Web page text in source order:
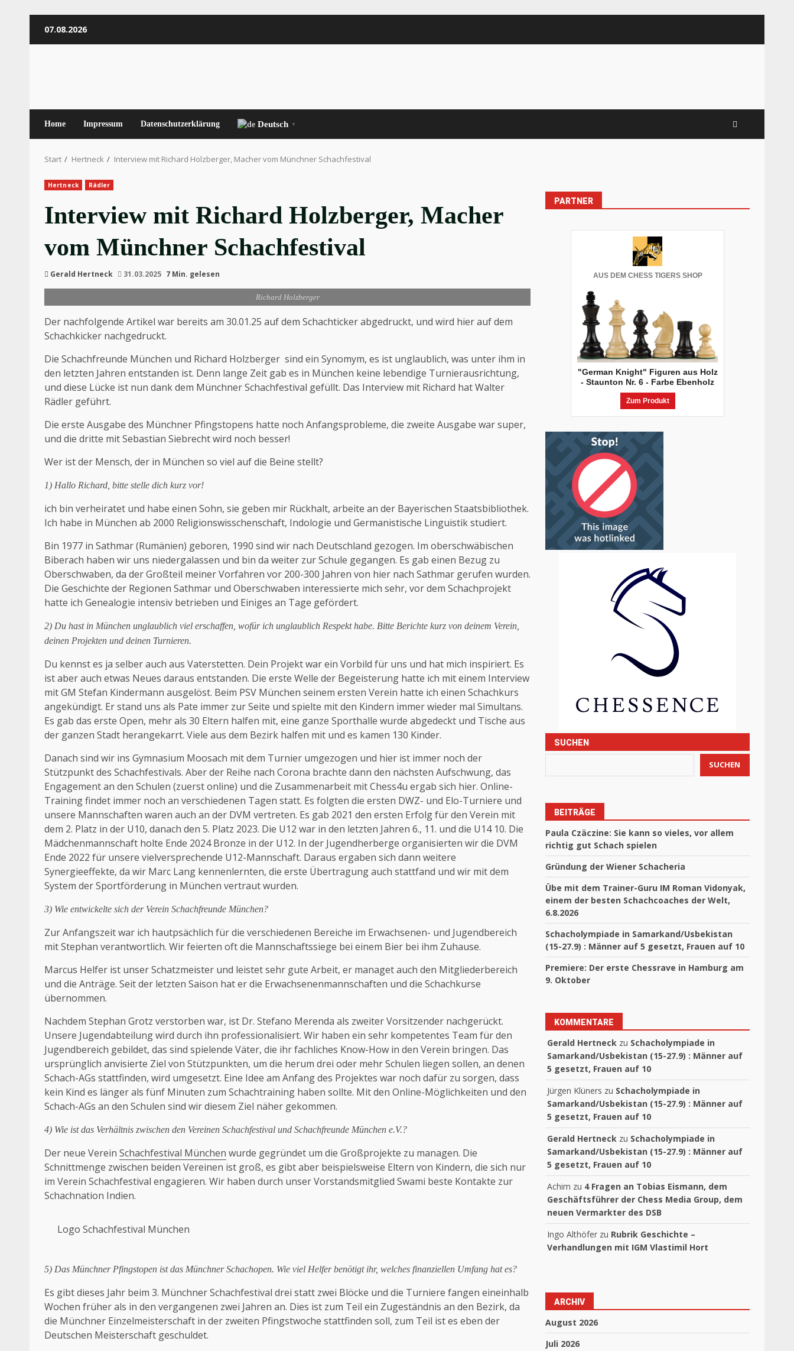
Inhalt07.08.2026
Home Impressum Datenschutzerklärung Deutsch ▼
Start Hertneck Interview mit Richard Holzberger, Macher vom Münchner Schachfestival
Hertneck Rädler
Interview mit Richard Holzberger, Macher
vom Münchner Schachfestival
Gerald Hertneck 31.03.2025 7 Min. gelesen
Richard Holzberger
Der nachfolgende Artikel war bereits am 30.01.25 auf dem Schachticker abgedruckt, und wird hier auf dem
Schachkicker nachgedruckt.
Die Schachfreunde München und Richard Holzberger sind ein Synomym, es ist unglaublich, was unter ihm in
den letzten Jahren entstanden ist. Denn lange Zeit gab es in München keine lebendige Turnierausrichtung,
und diese Lücke ist nun dank dem Münchner Schachfestival gefüllt. Das Interview mit Richard hat Walter
Rädler geführt.
Die erste Ausgabe des Münchner Pfingstopens hatte noch Anfangsprobleme, die zweite Ausgabe war super,
und die dritte mit Sebastian Siebrecht wird noch besser!
Wer ist der Mensch, der in München so viel auf die Beine stellt?
1) Hallo Richard, bitte stelle dich kurz vor!
ich bin verheiratet und habe einen Sohn, sie geben mir Rückhalt, arbeite an der Bayerischen Staatsbibliothek.
Ich habe in München ab 2000 Religionswisschenschaft, Indologie und Germanistische Linguistik studiert.
Bin 1977 in Sathmar (Rumänien) geboren, 1990 sind wir nach Deutschland gezogen. Im oberschwäbischen
Biberach haben wir uns niedergalassen und bin da weiter zur Schule gegangen. Es gab einen Bezug zu
Oberschwaben, da der Großteil meiner Vorfahren vor 200-300 Jahren von hier nach Sathmar gerufen wurden.
Die Geschichte der Regionen Sathmar und Oberschwaben interessierte mich sehr, vor dem Schachprojekt
hatte ich Genealogie intensiv betrieben und Einiges an Tage gefördert.
2) Du hast in München unglaublich viel erschaffen, wofür ich unglaublich Respekt habe. Bitte Berichte kurz von deinem Verein,
deinen Projekten und deinen Turnieren.
Du kennst es ja selber auch aus Vaterstetten. Dein Projekt war ein Vorbild für uns und hat mich inspiriert. Es
ist aber auch etwas Neues daraus entstanden. Die erste Welle der Begeisterung hatte ich mit einem Interview
mit GM Stefan Kindermann ausgelöst. Beim PSV München seinem ersten Verein hatte ich einen Schachkurs
angekündigt. Er stand uns als Pate immer zur Seite und spielte mit den Kindern immer wieder mal Simultans.
Es gab das erste Open, mehr als 30 Eltern halfen mit, eine ganze Sporthalle wurde abgedeckt und Tische aus
der ganzen Stadt herangekarrt. Viele aus dem Bezirk halfen mit und es kamen 130 Kinder.
Danach sind wir ins Gymnasium Moosach mit dem Turnier umgezogen und hier ist immer noch der
Stützpunkt des Schachfestivals. Aber der Reihe nach Corona brachte dann den nächsten Aufschwung, das
Engagement an den Schulen (zuerst online) und die Zusammenarbeit mit Chess4u ergab sich hier. Online-
Training findet immer noch an verschiedenen Tagen statt. Es folgten die ersten DWZ- und Elo-Turniere und
unsere Mannschaften waren auch an der DVM vertreten. Es gab 2021 den ersten Erfolg für den Verein mit
dem 2. Platz in der U10, danach den 5. Platz 2023. Die U12 war in den letzten Jahren 6., 11. und die U14 10. Die
Mädchenmannschaft holte Ende 2024 Bronze in der U12. In der Jugendherberge organisierten wir die DVM
Ende 2022 für unsere vielversprechende U12-Mannschaft. Daraus ergaben sich dann weitere
Synergieeffekte, da wir Marc Lang kennenlernten, die erste Übertragung auch stattfand und wir mit dem
System der Sportförderung in München vertraut wurden.
3) Wie entwickelte sich der Verein Schachfreunde München?
Zur Anfangszeit war ich hautpsächlich für die verschiedenen Bereiche im Erwachsenen- und Jugendbereich
mit Stephan verantwortlich. Wir feierten oft die Mannschaftssiege bei einem Bier bei ihm Zuhause.
Marcus Helfer ist unser Schatzmeister und leistet sehr gute Arbeit, er managet auch den Mitgliederbereich
und die Anträge. Seit der letzten Saison hat er die Erwachsenenmannschaften und die Schachkurse
übernommen.
Nachdem Stephan Grotz verstorben war, ist Dr. Stefano Merenda als zweiter Vorsitzender nachgerückt.
Unsere Jugendabteilung wird durch ihn professionalisiert. Wir haben ein sehr kompetentes Team für den
Jugendbereich gebildet, das sind spielende Väter, die ihr fachliches Know-How in den Verein bringen. Das
ursprünglich anvisierte Ziel von Stützpunkten, um die herum drei oder mehr Schulen liegen sollen, an denen
Schach-AGs stattfinden, wird umgesetzt. Eine Idee am Anfang des Projektes war noch dafür zu sorgen, dass
kein Kind es länger als fünf Minuten zum Schachtraining haben sollte. Mit den Online-Möglichkeiten und den
Schach-AGs an den Schulen sind wir diesem Ziel näher gekommen.
4) Wie ist das Verhältnis zwischen den Vereinen Schachfestival und Schachfreunde München e.V.?
Der neue Verein Schachfestival München wurde gegründet um die Großprojekte zu managen. Die
Schnittmenge zwischen beiden Vereinen ist groß, es gibt aber beispielsweise Eltern von Kindern, die sich nur
im Verein Schachfestival engagieren. Wir haben durch unser Vorstandsmitglied Swami beste Kontakte zur
Schachnation Indien.
Logo Schachfestival München
5) Das Münchner Pfingstopen ist das Münchner Schachopen. Wie viel Helfer benötigt ihr, welches finanziellen Umfang hat es?
Es gibt dieses Jahr beim 3. Münchner Schachfestival drei statt zwei Blöcke und die Turniere fangen eineinhalb
Wochen früher als in den vergangenen zwei Jahren an. Dies ist zum Teil ein Zugeständnis an den Bezirk, da
die Münchner Einzelmeisterschaft in der zweiten Pfingstwoche stattfinden soll, zum Teil ist es eben der
Deutschen Meisterschaft geschuldet.
PARTNER
AUS DEM CHESS TIGERS SHOP
"German Knight" Figuren aus Holz
- Staunton Nr. 6 - Farbe Ebenholz
Zum Produkt
SUCHEN
SUCHEN
BEITRÄGE
Paula Czäczine: Sie kann so vieles, vor allem
richtig gut Schach spielen
Gründung der Wiener Schacheria
Übe mit dem Trainer-Guru IM Roman Vidonyak,
einem der besten Schachcoaches der Welt,
6.8.2026
Schacholympiade in Samarkand/Usbekistan
(15-27.9) : Männer auf 5 gesetzt, Frauen auf 10
Premiere: Der erste Chessrave in Hamburg am
9. Oktober
KOMMENTARE
Gerald Hertneck zu Schacholympiade in
Samarkand/Usbekistan (15-27.9) : Männer auf
5 gesetzt, Frauen auf 10
Jürgen Klüners zu Schacholympiade in
Samarkand/Usbekistan (15-27.9) : Männer auf
5 gesetzt, Frauen auf 10
Gerald Hertneck zu Schacholympiade in
Samarkand/Usbekistan (15-27.9) : Männer auf
5 gesetzt, Frauen auf 10
Achim zu 4 Fragen an Tobias Eismann, dem
Geschäftsführer der Chess Media Group, dem
neuen Vermarkter des DSB
Ingo Althöfer zu Rubrik Geschichte –
Verhandlungen mit IGM Vlastimil Hort
ARCHIV
August 2026
Juli 2026